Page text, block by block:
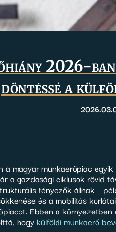
2026-
döntéssé a
a magyar munkaerőpiac
a gazdasági ciklusok rövid
tényezők állnak –
és a mobilitás
Ebben a
hogy külföldi munkaerő